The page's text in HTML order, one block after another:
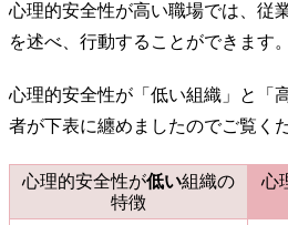
心理的安全性が高い職場では、従
を述べ、行動することができます。
心理的安全性が「低い組織」と「
者が下表に纏めましたのでご覧く
心理的安全性が低い組織の
特徴
心